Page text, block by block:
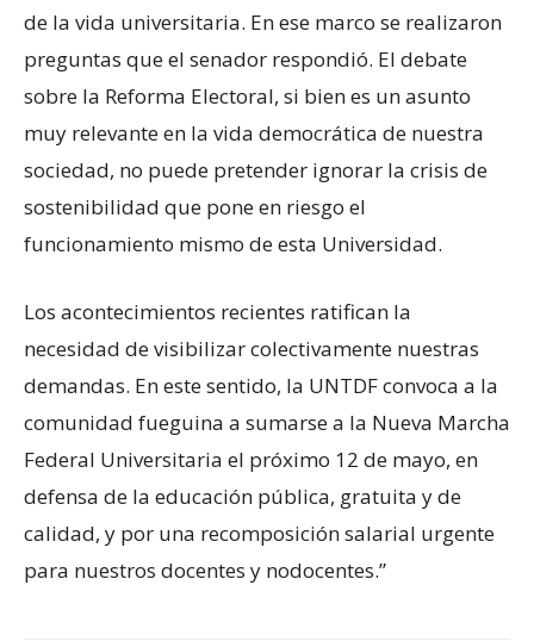
de la vida universitaria. En ese marco se realizaron
preguntas que el senador respondió. El debate
sobre la Reforma Electoral, si bien es un asunto
muy relevante en la vida democrática de nuestra
sociedad, no puede pretender ignorar la crisis de
sostenibilidad que pone en riesgo el
funcionamiento mismo de esta Universidad.
Los acontecimientos recientes ratifican la
necesidad de visibilizar colectivamente nuestras
demandas. En este sentido, la UNTDF convoca a la
comunidad fueguina a sumarse a la Nueva Marcha
Federal Universitaria el próximo 12 de mayo, en
defensa de la educación pública, gratuita y de
calidad, y por una recomposición salarial urgente
para nuestros docentes y nodocentes.”